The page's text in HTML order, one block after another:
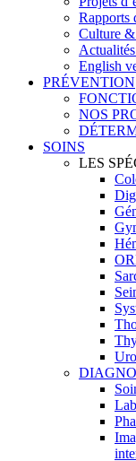
Rapports
Culture &
English
PRÉVENTION
NOS
SOINS
LES